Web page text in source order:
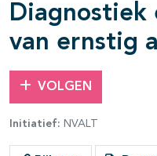
Diagnostiek
van ernstig
VOLGEN
Initiatief: NVALT
openklappen
open- en